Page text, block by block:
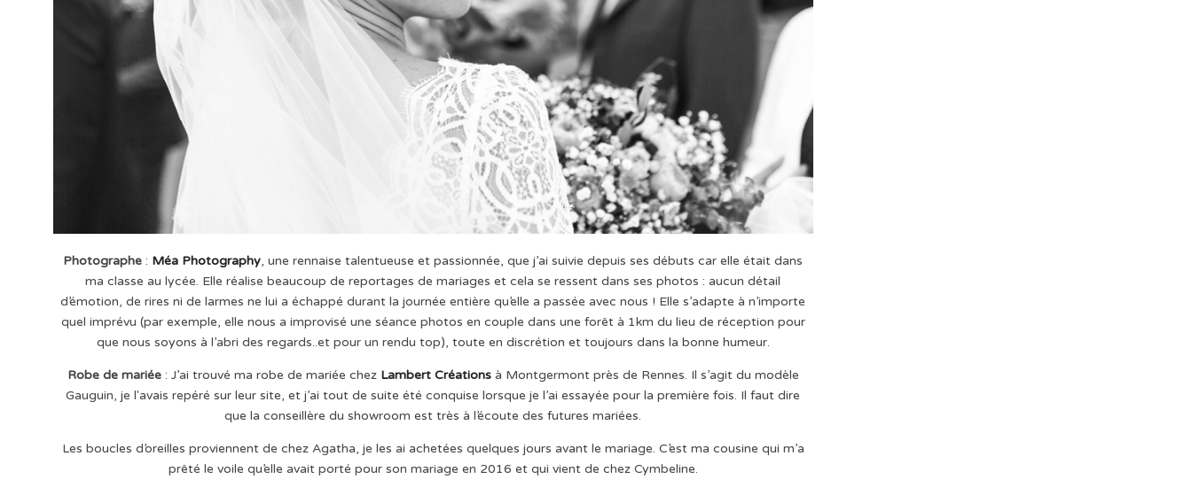
Photographe : Méa Photography, une rennaise talentueuse et passionnée, que j’ai suivie depuis ses débuts car elle était dans
ma classe au lycée. Elle réalise beaucoup de reportages de mariages et cela se ressent dans ses photos : aucun détail
d’émotion, de rires ni de larmes ne lui a échappé durant la journée entière qu’elle a passée avec nous ! Elle s’adapte à n’importe
quel imprévu (par exemple, elle nous a improvisé une séance photos en couple dans une forêt à 1km du lieu de réception pour
que nous soyons à l’abri des regards..et pour un rendu top), toute en discrétion et toujours dans la bonne humeur.
Robe de mariée: J’ai trouvé ma robe de mariée chez Lambert Créationsà Montgermont près de Rennes. Il s’agit du modèle
Gauguin, je l'avais repéré sur leur site, et j’ai tout de suite été conquise lorsque je l’ai essayée pour la première fois. Il faut dire
que la conseillère du showroom est très à l’écoute des futures mariées.
Les boucles d’oreilles proviennent de chez Agatha, je les ai achetées quelques jours avant le mariage. C’est ma cousine qui m’a
prêté le voile qu’elle avait porté pour son mariage en 2016 et qui vient de chez Cymbeline.